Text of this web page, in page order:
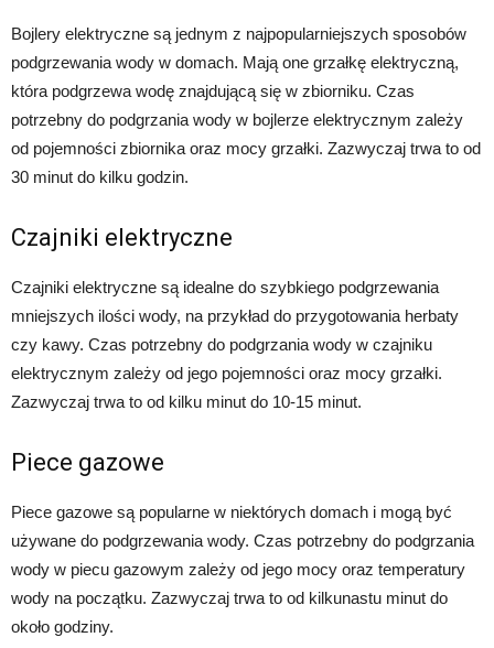
Bojlery elektryczne są jednym z najpopularniejszych sposobów
podgrzewania wody w domach. Mają one grzałkę elektryczną,
która podgrzewa wodę znajdującą się w zbiorniku. Czas
potrzebny do podgrzania wody w bojlerze elektrycznym zależy
od pojemności zbiornika oraz mocy grzałki. Zazwyczaj trwa to od
30 minut do kilku godzin.
Czajniki elektryczne
Czajniki elektryczne są idealne do szybkiego podgrzewania
mniejszych ilości wody, na przykład do przygotowania herbaty
czy kawy. Czas potrzebny do podgrzania wody w czajniku
elektrycznym zależy od jego pojemności oraz mocy grzałki.
Zazwyczaj trwa to od kilku minut do 10-15 minut.
Piece gazowe
Piece gazowe są popularne w niektórych domach i mogą być
używane do podgrzewania wody. Czas potrzebny do podgrzania
wody w piecu gazowym zależy od jego mocy oraz temperatury
wody na początku. Zazwyczaj trwa to od kilkunastu minut do
około godziny.